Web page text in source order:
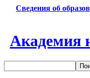
Сведения об
Академия